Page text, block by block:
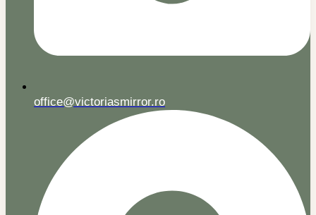
office@victoriasmirror.ro